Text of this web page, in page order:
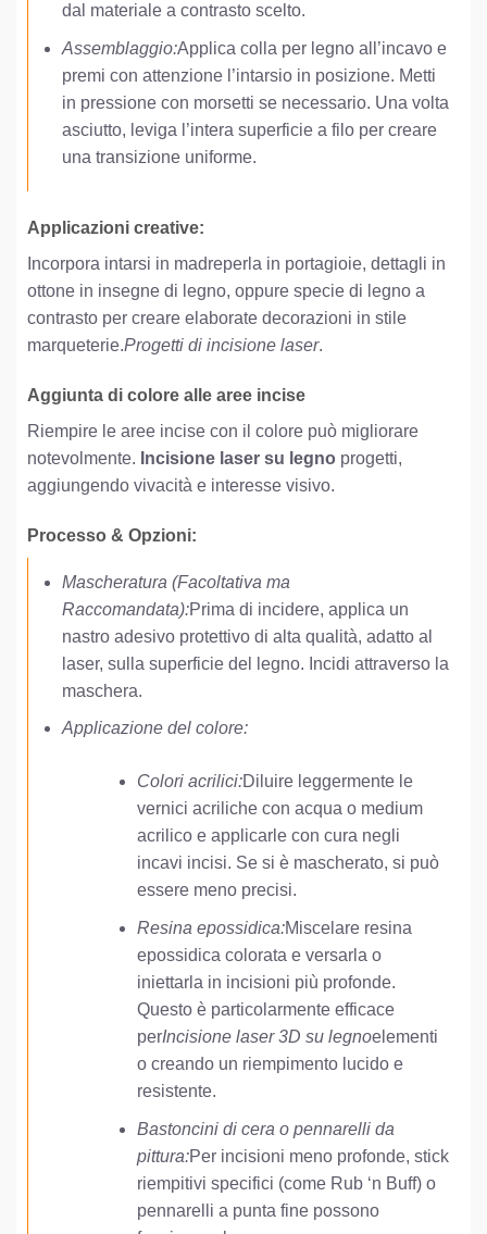
dal materiale a contrasto scelto.
Assemblaggio:Applica colla per legno all’incavo e
premi con attenzione l’intarsio in posizione. Metti
in pressione con morsetti se necessario. Una volta
asciutto, leviga l’intera superficie a filo per creare
una transizione uniforme.
Applicazioni creative:
Incorpora intarsi in madreperla in portagioie, dettagli in
ottone in insegne di legno, oppure specie di legno a
contrasto per creare elaborate decorazioni in stile
marqueterie.Progetti di incisione laser.
Aggiunta di colore alle aree incise
Riempire le aree incise con il colore può migliorare
notevolmente. Incisione laser su legno progetti,
aggiungendo vivacità e interesse visivo.
Processo & Opzioni:
Mascheratura (Facoltativa ma
Raccomandata):Prima di incidere, applica un
nastro adesivo protettivo di alta qualità, adatto al
laser, sulla superficie del legno. Incidi attraverso la
maschera.
Applicazione del colore:
Colori acrilici:Diluire leggermente le
vernici acriliche con acqua o medium
acrilico e applicarle con cura negli
incavi incisi. Se si è mascherato, si può
essere meno precisi.
Resina epossidica:Miscelare resina
epossidica colorata e versarla o
iniettarla in incisioni più profonde.
Questo è particolarmente efficace
perIncisione laser 3D su legnoelementi
o creando un riempimento lucido e
resistente.
Bastoncini di cera o pennarelli da
pittura:Per incisioni meno profonde, stick
riempitivi specifici (come Rub ‘n Buff) o
pennarelli a punta fine possono